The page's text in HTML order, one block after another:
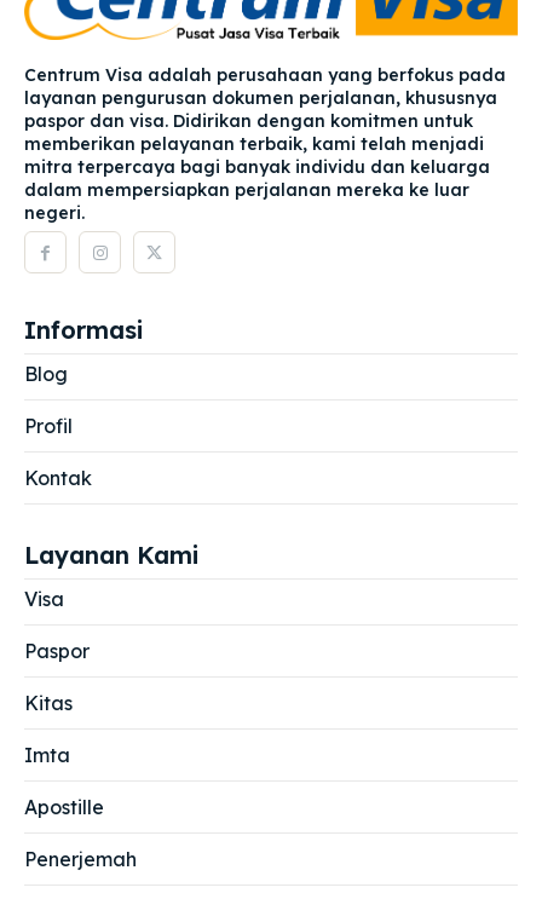
Centrum Visa adalah perusahaan yang berfokus pada
layanan pengurusan dokumen perjalanan, khususnya
paspor dan visa. Didirikan dengan komitmen untuk
memberikan pelayanan terbaik, kami telah menjadi
mitra terpercaya bagi banyak individu dan keluarga
dalam mempersiapkan perjalanan mereka ke luar
negeri.
Informasi
Blog
Profil
Kontak
Layanan Kami
Visa
Paspor
Kitas
Imta
Apostille
Penerjemah